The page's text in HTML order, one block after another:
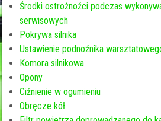
Środki ostrożnoźci podczas
serwisowych
Pokrywa silnika
Ustawienie podnoźnika
Komora silnikowa
Opony
Ciźnienie w ogumieniu
Obręcze kół